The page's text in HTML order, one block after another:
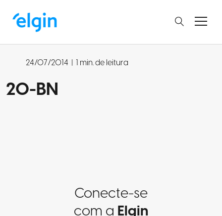
24/07/2014 | 1 min. de leitura
20-BN
Conecte-se
com a Elgin